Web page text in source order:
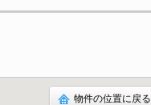
物件の位置に戻る